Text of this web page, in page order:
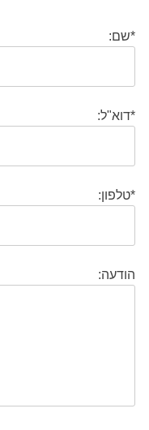
*שם:
*דוא"ל:
*טלפון:
הודעה: